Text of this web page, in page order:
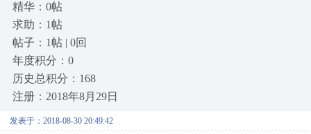
精华：0帖
求助：1帖
帖子：1帖 | 0回
年度积分：0
历史总积分：168
注册：2018年8月29日
发表于：2018-08-30 20:49:42